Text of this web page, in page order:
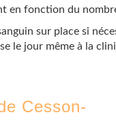
en fonction du
sur place si
le jour même à la
Cesson-